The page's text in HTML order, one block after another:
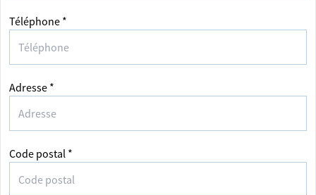
Téléphone *
Adresse *
Code postal *